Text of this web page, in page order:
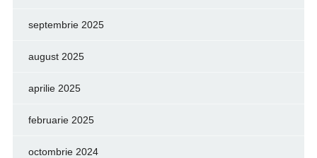
septembrie 2025
august 2025
aprilie 2025
februarie 2025
octombrie 2024